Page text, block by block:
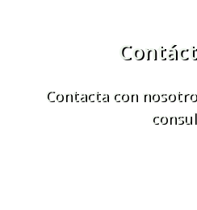
Contacta con